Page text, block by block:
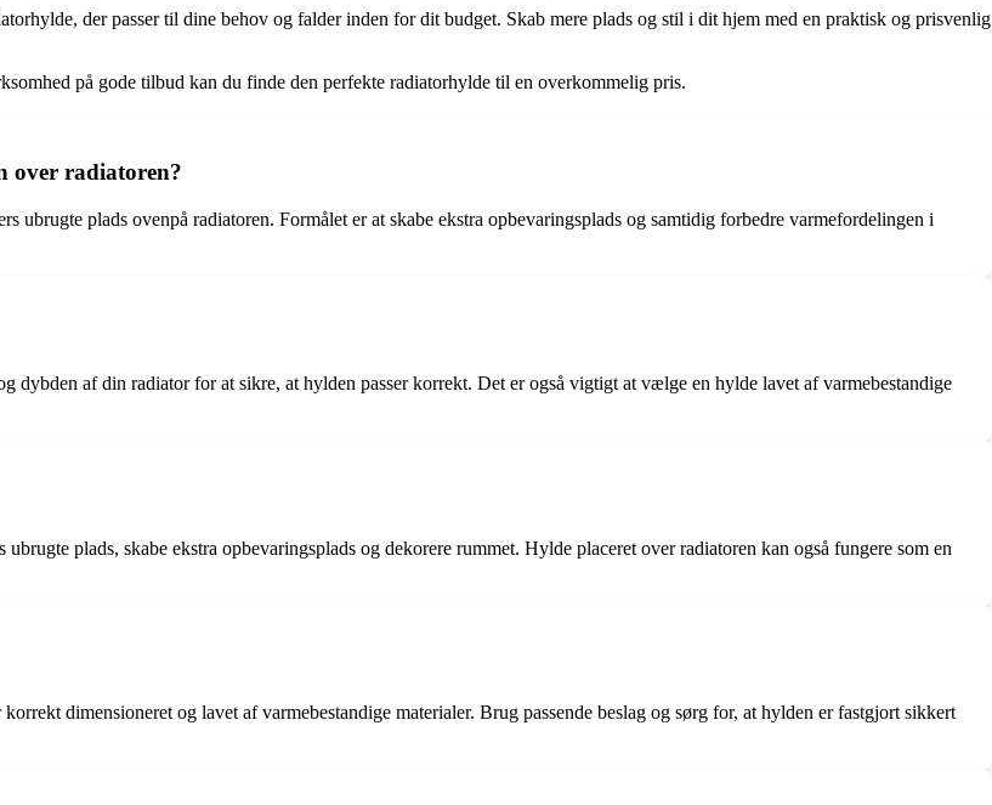
der passer til dine behov og falder inden for dit budget. Skab mere plads og stil i dit hjem med en praktisk og prisvenlig
på gode tilbud kan du finde den perfekte radiatorhylde til en overkommelig pris.
over radiatoren?
ubrugte plads ovenpå radiatoren. Formålet er at skabe ekstra opbevaringsplads og samtidig forbedre varmefordelingen i
af din radiator for at sikre, at hylden passer korrekt. Det er også vigtigt at vælge en hylde lavet af varmebestandige
plads, skabe ekstra opbevaringsplads og dekorere rummet. Hylde placeret over radiatoren kan også fungere som en
dimensioneret og lavet af varmebestandige materialer. Brug passende beslag og sørg for, at hylden er fastgjort sikkert